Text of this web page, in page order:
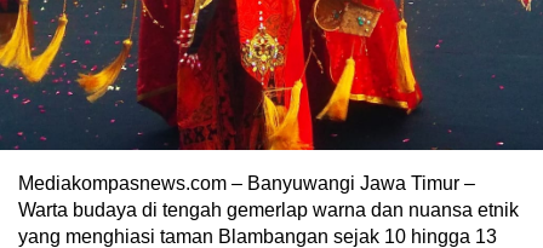
Mediakompasnews.com – Banyuwangi Jawa Timur –
Warta budaya di tengah gemerlap warna dan nuansa etnik
yang menghiasi taman Blambangan sejak 10 hingga 13